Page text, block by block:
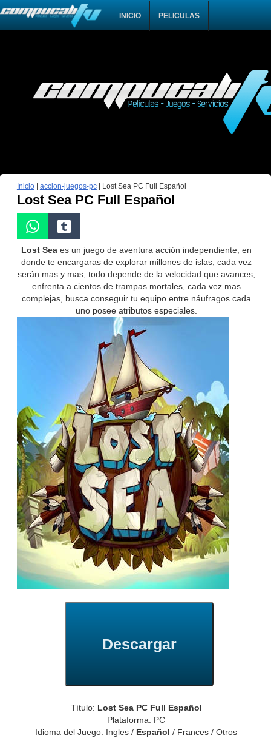
INICIO PELICULAS
Inicio| accion-juegos-pc| Lost Sea PC Full Español
Lost Sea PC Full Español
Lost Seaes un juego de aventura acción independiente, en
donde te encargaras de explorar millones de islas, cada vez
serán mas y mas, todo depende de la velocidad que avances,
enfrenta a cientos de trampas mortales, cada vez mas
complejas, busca conseguir tu equipo entre náufragos cada
uno posee atributos especiales.
Descargar
Título: Lost Sea PC Full Español
Plataforma: PC
Idioma del Juego: Ingles / Español / Frances / Otros